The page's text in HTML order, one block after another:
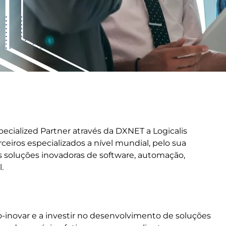
Partner através da DXNET a Logicalis
especializados a nível mundial, pelo sua
inovadoras de software, automação,
e a investir no desenvolvimento de soluções